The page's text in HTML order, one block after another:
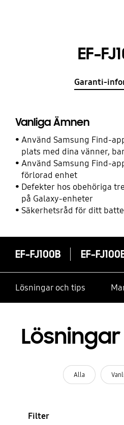
EF-
Garanti-
Vanliga Ämnen
Använd Samsung Find-
plats med dina vänner,
kontakter
Använd Samsung Find-
förlorad enhet
Defekter hos obehöriga
på Galaxy-enheter
Säkerhetsråd för ditt
EF-FJ100B EF-
Lösningar och tips
Alla
Filter